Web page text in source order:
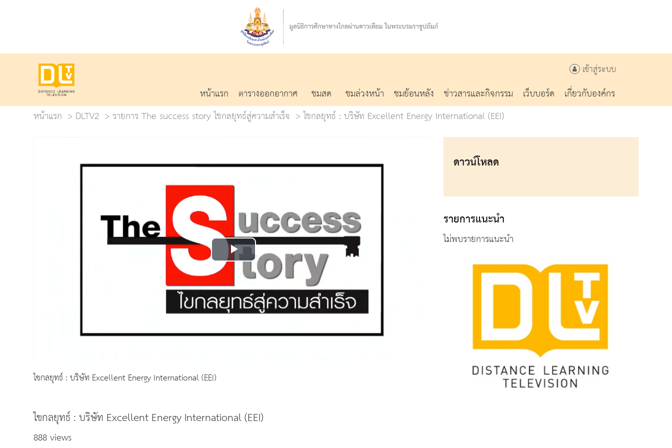
เข้าสู่ระบบ
หน้าแรก ตารางออกอากาศ ชมสด ชมล่วงหน้า ชมย้อนหลัง ข่าวสารและกิจกรรม เว็บบอร์ด
เกี่ยวกับองค์กร
หน้าแรก
DLTV2 รายการ The success story ไขกลยุทธ์สู่ความสำเร็จ ไขกลยุทธ์ : บริษัท Excellent Energy International (EEI)
Play
Video
ไขกลยุทธ์ : บริษัท Excellent Energy International (EEI)
ไขกลยุทธ์ : บริษัท Excellent Energy International (EEI)
888 views
ดาวน์โหลด
รายการแนะนำ
ไม่พบรายการแนะนำ